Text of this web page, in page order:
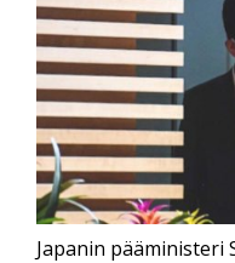
Japanin pääministeri